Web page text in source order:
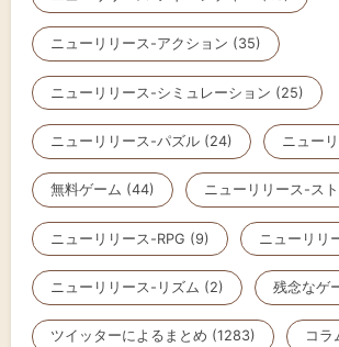
ニューリリース-アクション (35)
ニューリリース-シミュレーション (25)
ニューリリース-パズル (24) ニュー
無料ゲーム (44) ニューリリース-ス
ニューリリース-RPG (9) ニューリリ
ニューリリース-リズム (2) 残念なゲ
ツイッターによるまとめ (1283) コラ